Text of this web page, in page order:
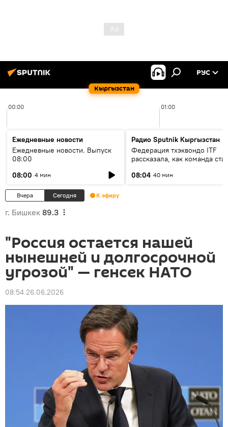
Кыргызстан
РУС
00:00 01:00
Ежедневные новости
Ежедневные новости. Выпуск
08:00
08:00 4 мин
Радио Sputnik Кыргызстан
Федерация тхэквондо ITF
рассказала, как команда
08:04 40 мин
Вчера Сегодня К эфиру
г. Бишкек 89.3
"Россия остается нашей
нынешней и долгосрочной
угрозой" — генсек НАТО
08:54 26.06.2026